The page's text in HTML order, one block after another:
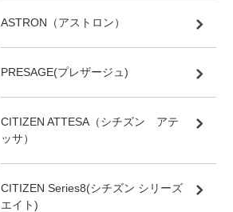
ASTRON（アストロン）
PRESAGE(プレザージュ)
CITIZEN ATTESA（シチズン アテ
ッサ）
CITIZEN Series8(シチズン シリーズ
エイト)